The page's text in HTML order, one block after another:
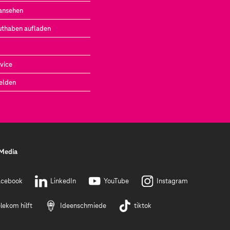
aufladen
LinkedIn YouTube Instagram
hilft Ideenschmiede tiktok